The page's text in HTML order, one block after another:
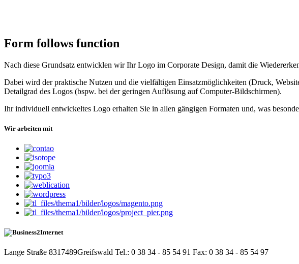
Form follows function
Nach diese Grundsatz entwicklen wir Ihr Logo im Corporate Design, damit die
Dabei wird der praktische Nutzen und die vielfältigen Einsatzmöglichkeiten (Druck,
Detailgrad des Logos (bspw. bei der geringen Auflösung auf Computer-Bildschirmen).
Ihr individuell entwickeltes Logo erhalten Sie in allen gängigen Formaten und, was
Wir arbeiten mit
Lange Straße 8317489Greifswald Tel.: 0 38 34 - 85 54 91 Fax: 0 38 34 - 85 54 97